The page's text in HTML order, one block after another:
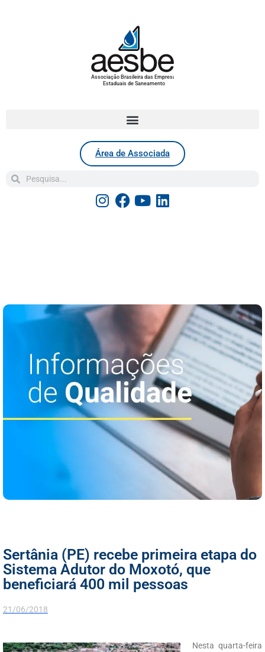
Associação Brasileira das Empresas
Estaduais de Saneamento
Área de Associada
Sertânia (PE) recebe primeira etapa do
Sistema Adutor do Moxotó, que
beneficiará 400 mil pessoas
21/06/2018
Nesta quarta-feira